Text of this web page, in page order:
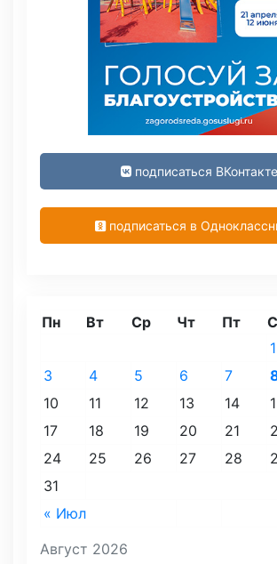
подписаться ВКонтакте
подписаться в
Август 2026
Пн Вт Ср Чт Пт
« Июл
1
3
4 5 6 7
10
11 12 13 14
17
18 19 20 21
24
25 26 27 28
31